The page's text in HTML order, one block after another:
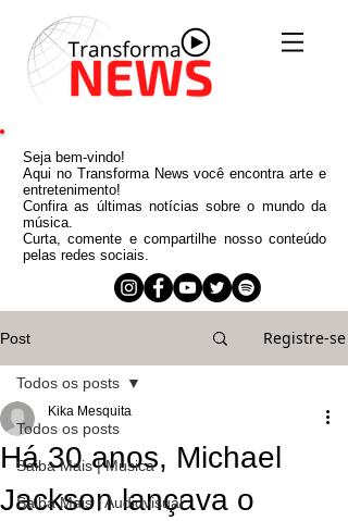
Seja bem-vindo!
Aqui no Transforma News você encontra arte e
entretenimento!
Confira as últimas notícias sobre o mundo da
música.
Curta, comente e compartilhe nosso conteúdo
pelas redes sociais.
Post Registre-se
Todos os posts
Saiba Mais | Música
Saiba Mais | Audiovisual
Todos os posts
Há 30 anos, Michael
Jackson lançava o
Kika Mesquita